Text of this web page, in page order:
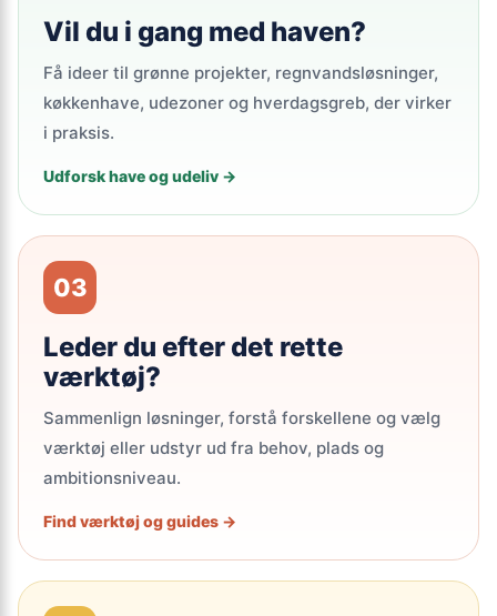
Vil du i gang med haven?
Få ideer til grønne projekter, regnvandsløsninger,
køkkenhave, udezoner og hverdagsgreb, der virker
i praksis.
Udforsk have og udeliv →
03
Leder du efter det rette
værktøj?
Sammenlign løsninger, forstå forskellene og vælg
værktøj eller udstyr ud fra behov, plads og
ambitionsniveau.
Find værktøj og guides →